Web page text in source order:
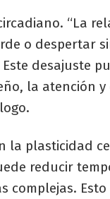
“La
o despertar
desajuste
la atención
la plasticidad
reducir
complejas. Esto